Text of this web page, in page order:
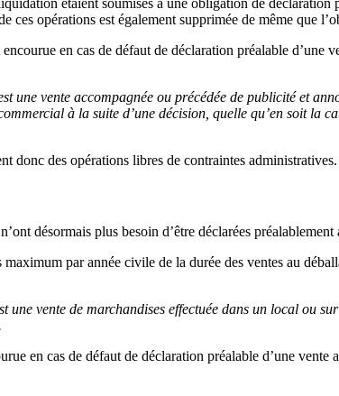
étaient soumises à une obligation de
ces opérations est également supprimée de même que
en cas de défaut de déclaration préalable d’une
une vente accompagnée ou précédée de publicité et
à la suite d’une décision, quelle qu’en soit la
donc des opérations libres de contraintes
désormais plus besoin d’être déclarées
par année civile de la durée des ventes au
une vente de marchandises effectuée dans un local ou
en cas de défaut de déclaration préalable d’une